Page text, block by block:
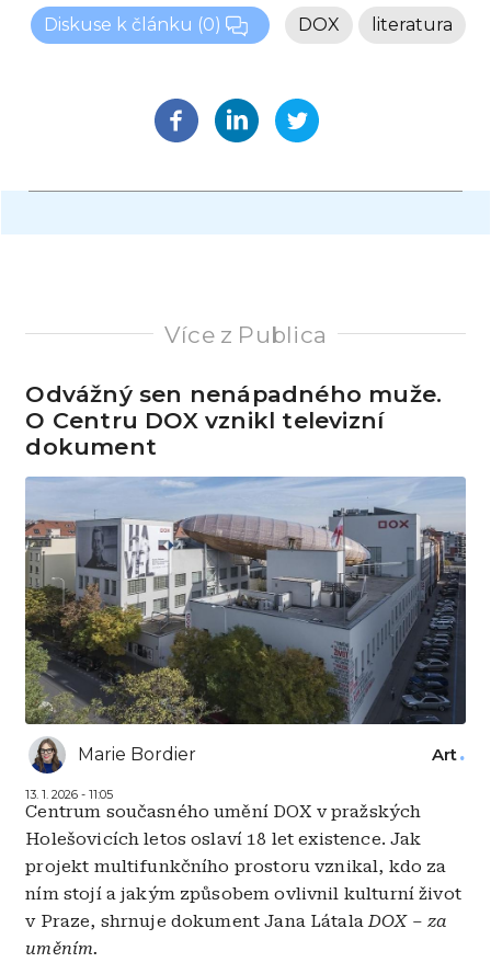
Diskuse k článku (0) literatura
DOX
Více z Publica
Odvážný sen nenápadného muže.
O Centru DOX vznikl televizní
dokument
Marie Bordier
13. 1. 2026 - 11:05
Art
Centrum současného umění DOX v pražských
Holešovicích letos oslaví 18 let existence. Jak
projekt multifunkčního prostoru vznikal, kdo za
ním stojí a jakým způsobem ovlivnil kulturní život
v Praze, shrnuje dokument Jana LátalaDOX – za
uměním.